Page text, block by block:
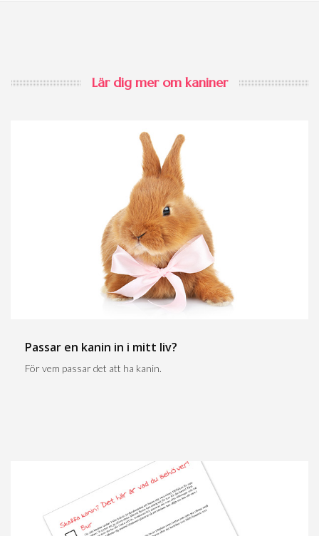
Lär dig mer om kaniner
Passar en kanin in i mitt liv?
För vem passar det att ha kanin.